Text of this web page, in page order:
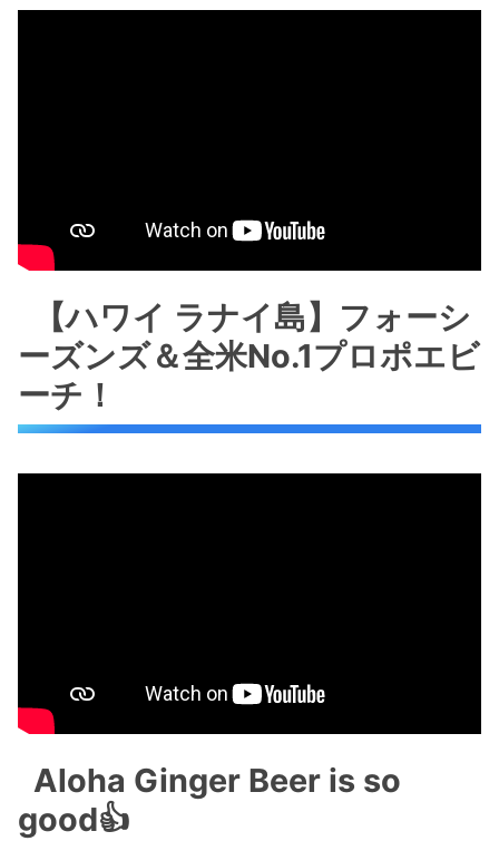
【ハワイ ラナイ島】フォーシ
ーズンズ＆全米No.1プロポエビ
ーチ！
Aloha Ginger Beer is so
good👍